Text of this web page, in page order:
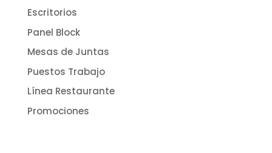
Escritorios
Panel Block
Mesas de Juntas
Puestos Trabajo
Línea Restaurante
Promociones